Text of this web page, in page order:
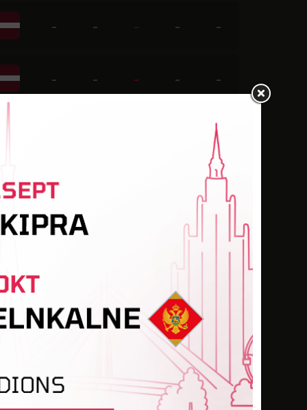
- - - - -
- - - - -
-
- -
-
-
-
- - - -